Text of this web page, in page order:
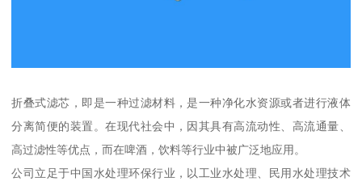
折叠式滤芯，即是一种过滤材料，是一种净化水资源或者进行液体
分离简便的装置。在现代社会中，因其具有高流动性、高流通量、
高过滤性等优点，而在啤酒，饮料等行业中被广泛地应用。
公司立足于中国水处理环保行业，以工业水处理、民用水处理技术